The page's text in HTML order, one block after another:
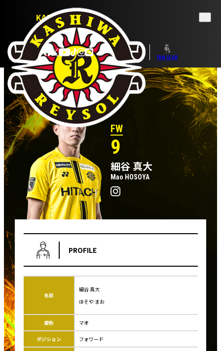
KASHIWA REYSOL
OFFICIAL WEBSITE
TICKET SHOP FAN CLUB
FW
9
細谷 真大
Mao HOSOYA
PROFILE
名前
細谷 真大
ほそや まお
愛称 マオ
ポジション フォワード